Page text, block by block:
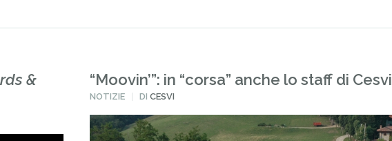
&
“Moovin’”: in “corsa” anche lo staff di Cesvi
PUBBLICATO
NOTIZIE DICESVI